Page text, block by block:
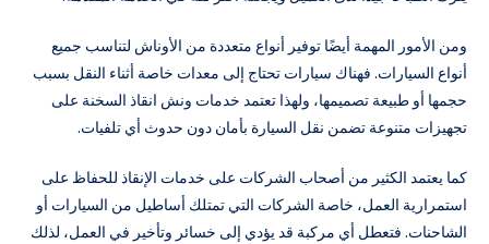
ومن الأمور المهمة أيضًا توفير أنواع متعددة من الأوناش لتناسب جميع
أنواع السيارات. فهناك سيارات تحتاج إلى معدات خاصة أثناء النقل بسبب
حجمها أو طبيعة تصميمها، ولهذا تعتمد خدمات ونش انقاذ السخنة على
تجهيزات متنوعة تضمن نقل السيارة بأمان دون حدوث أي تلفيات.
كما يعتمد الكثير من أصحاب الشركات على خدمات الإنقاذ للحفاظ على
استمرارية العمل، خاصة الشركات التي تمتلك أساطيل من السيارات أو
الشاحنات. فتعطل أي مركبة قد يؤدي إلى خسائر وتأخير في العمل، لذلك